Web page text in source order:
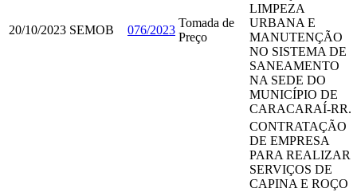
20/10/2023 SEMOB 076/2023
Tomada de
Preço
LIMPEZA
URBANA E
MANUTENÇÃO
NO SISTEMA DE
SANEAMENTO
NA SEDE DO
MUNICÍPIO DE
CARACARAÍ-RR.
CONTRATAÇÃO
DE EMPRESA
PARA REALIZAR
SERVIÇOS DE
CAPINA E ROÇO